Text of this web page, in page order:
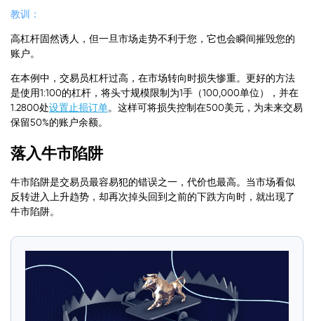
教训：
高杠杆固然诱人，但一旦市场走势不利于您，它也会瞬间摧毁您的
账户。
在本例中，交易员杠杆过高，在市场转向时损失惨重。更好的方法
是使用1:100的杠杆，将头寸规模限制为1手（100,000单位），并在
1.2800处设置止损订单。这样可将损失控制在500美元，为未来交易
保留50%的账户余额。
落入牛市陷阱
牛市陷阱是交易员最容易犯的错误之一，代价也最高。当市场看似
反转进入上升趋势，却再次掉头回到之前的下跌方向时，就出现了
牛市陷阱。